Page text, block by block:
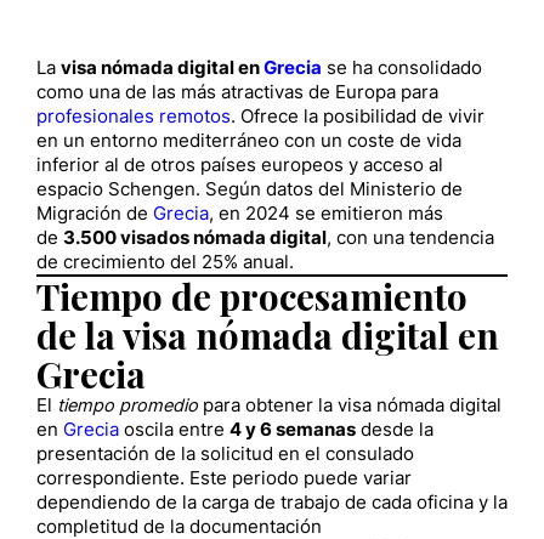
La visa nómada digital enGrecia se ha consolidado
como una de las más atractivas de Europa para
profesionales remotos. Ofrece la posibilidad de vivir
en un entorno mediterráneo con un coste de vida
inferior al de otros países europeos y acceso al
espacio Schengen. Según datos del Ministerio de
Migración de Grecia, en 2024 se emitieron más
de 3.500 visados nómada digital, con una tendencia
de crecimiento del 25% anual.
Tiempo de procesamiento
de la visa nómada digital en
Grecia
El tiempo promedio para obtener la visa nómada digital
en Grecia oscila entre 4 y 6 semanas desde la
presentación de la solicitud en el consulado
correspondiente. Este periodo puede variar
dependiendo de la carga de trabajo de cada oficina y la
completitud de la documentación